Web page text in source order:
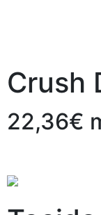
Crush
22,36€